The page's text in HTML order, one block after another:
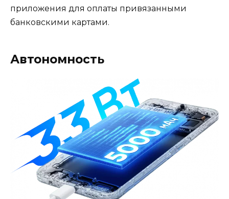
приложения для оплаты привязанными
банковскими картами.
Автономность